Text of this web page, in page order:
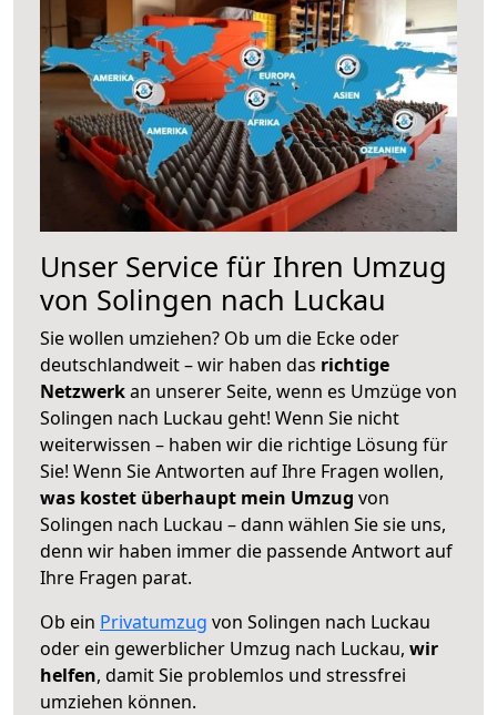
Unser Service für Ihren Umzug
von Solingen nach Luckau
Sie wollen umziehen? Ob um die Ecke oder
deutschlandweit – wir haben das richtige
Netzwerkan unserer Seite, wenn es Umzüge von
Solingen nach Luckau geht! Wenn Sie nicht
weiterwissen – haben wir die richtige Lösung für
Sie! Wenn Sie Antworten auf Ihre Fragen wollen,
was kostet überhaupt mein Umzug von
Solingen nach Luckau – dann wählen Sie sie uns,
denn wir haben immer die passende Antwort auf
Ihre Fragen parat.
Ob ein Privatumzug von Solingen nach Luckau
oder ein gewerblicher Umzug nach Luckau, wir
helfen, damit Sie problemlos und stressfrei
umziehen können.